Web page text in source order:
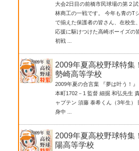
大会2日目の前橋市民球場の第２
林商工の一戦です。 今年も青のT
で揃えた保護者の皆さん、在校生
応援に駆けつけた高崎ボーイズの
初戦 ...
2009年夏高校野球特集
勢崎高等学校
2009年夏の合言葉 『夢は叶う！
本町1702－1 監督 細掘 和弘先生
ャプテン 須藤 泰希くん（3年生
身中 ...
2009年夏高校野球特集
陽高等学校